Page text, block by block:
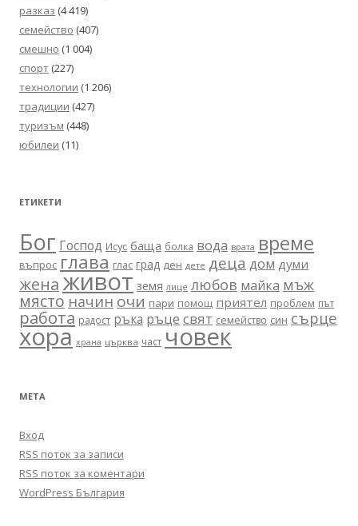
разказ (4 419)
семейство (407)
смешно (1 004)
спорт (227)
технологии (1 206)
традиции (427)
туризъм (448)
юбилеи (11)
ЕТИКЕТИ
Бог Господ Исус баща болка вода врата време
въпрос глава глас град ден дете деца дом думи
женаживот земя лице любов майка мъж
място начин очи пари помощ приятел проблем път
работа радост ръка ръце свят семейство син сърце
хора храна църква част човек
МЕТА
Вход
RSS поток за записи
RSS поток за коментари
WordPress България